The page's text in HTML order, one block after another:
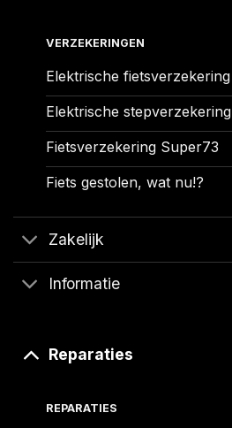
VERZEKERINGEN
Elektrische fietsverzekering
Elektrische stepverzekering
Fietsverzekering Super73
Fiets gestolen, wat nu!?
Zakelijk
Informatie
Reparaties
REPARATIES